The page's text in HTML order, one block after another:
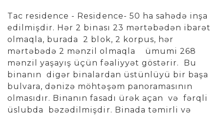
Tac residence - Residence- 50 ha sahədə inşa
edilmişdir. Hər 2 binası 23 mərtəbədən ibarət
olmaqla, burada 2 blok, 2 korpus, hər
mərtəbədə 2 mənzil olmaqla ümumi 268
mənzil yaşayış üçün fəaliyyət göstərir. Bu
binanın digər binalardan üstünlüyü bir başa
bulvara, dənizə möhtəşəm panoramasının
olmasıdır. Binanın fasadı ürək açan və fərqli
üslubda bəzədilmişdir. Binada təmirli və